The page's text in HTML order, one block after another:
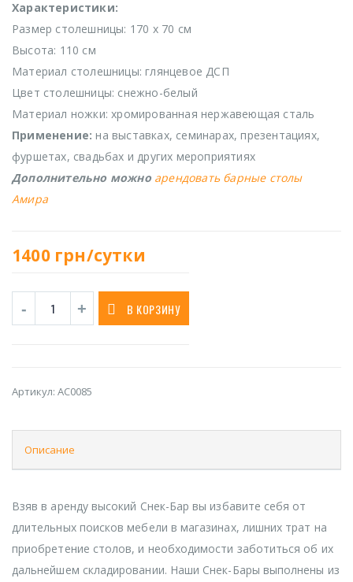
Характеристики:
Размер столешницы: 170 х 70 см
Высота: 110 см
Материал столешницы: глянцевое ДСП
Цвет столешницы: снежно-белый
Материал ножки: хромированная нержавеющая сталь
Применение: на выставках, семинарах, презентациях,
фуршетах, свадьбах и других мероприятиях
Дополнительно можно арендовать барные столы
Амира
1400 грн/сутки
В КОРЗИНУ
Артикул: AC0085
Описание
Взяв в аренду высокий Снек-Бар вы избавите себя от
длительных поисков мебели в магазинах, лишних трат на
приобретение столов, и необходимости заботиться об их
дальнейшем складировании. Наши Снек-Бары выполнены из